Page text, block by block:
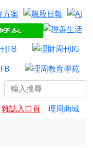
雜誌入口頁 理周商城